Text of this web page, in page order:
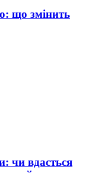
що змінить
чи вдасться